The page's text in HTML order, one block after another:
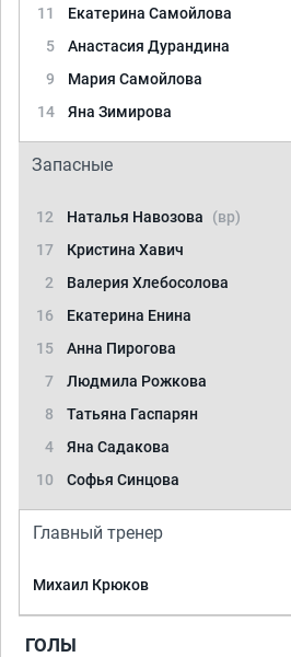
11
Екатерина Самойлова
5
Анастасия Дурандина
9
Мария Самойлова
14
Яна Зимирова
Запасные
12 Наталья Навозова
(вр)
17
Кристина Хавич
2
Валерия Хлебосолова
16
Екатерина Енина
15
Анна Пирогова
7
Людмила Рожкова
8
Татьяна Гаспарян
4
Яна Садакова
10
Софья Синцова
Главный тренер
Михаил Крюков
ГОЛЫ